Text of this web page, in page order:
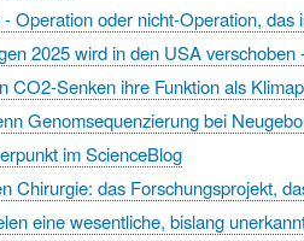
Operation oder nicht-Operation, das
2025 wird in den USA verschoben
CO2-Senken ihre Funktion als
Genomsequenzierung bei
im ScienceBlog
Chirurgie: das Forschungsprojekt,
eine wesentliche, bislang